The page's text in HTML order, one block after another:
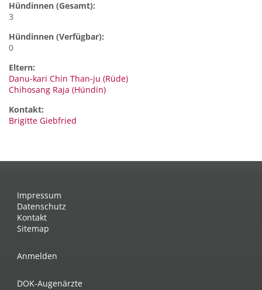
Hündinnen (Gesamt):
3
Hündinnen (Verfügbar):
0
Eltern:
Danu-kari Chin Than-ju (Rüde)
Chihosang Raja (Hündin)
Kontakt:
Brigitte Giebfried
Impressum
Datenschutz
Kontakt
Sitemap
Anmelden
DOK-Augenärzte